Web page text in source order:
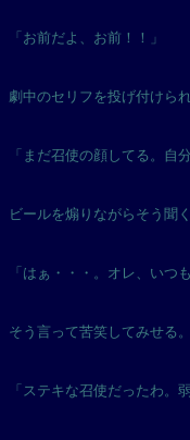
「お前だよ、お前！！」
劇中のセリフを投げ付けら
「まだ召使の顔してる。自
ビールを煽りながらそう聞く
「はぁ・・・。オレ、いつ
そう言って苦笑してみせる。
「ステキな召使だったわ。